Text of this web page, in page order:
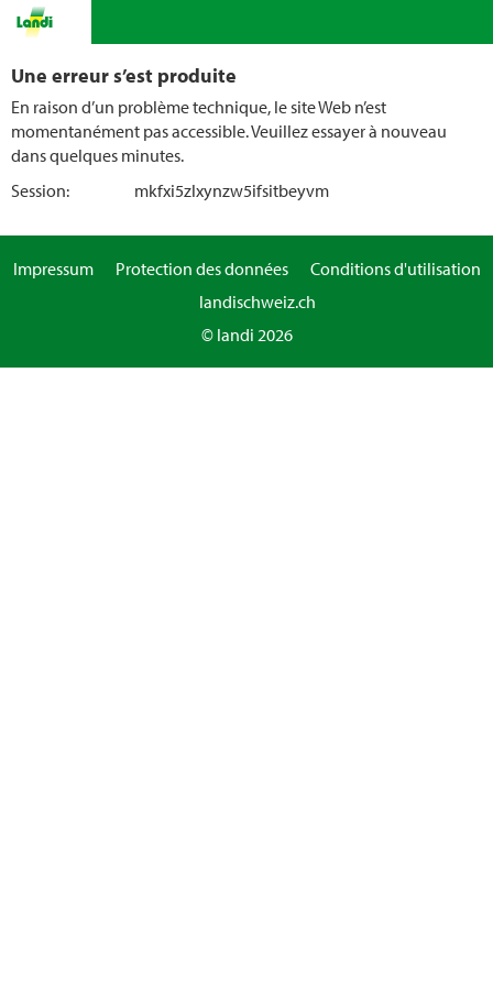
Une erreur s’est produite
En raison d’un problème technique, le site Web n’est
momentanément pas accessible. Veuillez essayer à nouveau
dans quelques minutes.
Session:
mkfxi5zlxynzw5ifsitbeyvm
Impressum Protection des données
Conditions d'utilisation
landischweiz.ch
© landi 2026